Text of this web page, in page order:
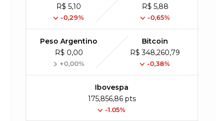
R$ 5,10
-0,29%
R$ 5,88
-0,65%
Peso Argentino
R$ 0,00
+0,00%
Bitcoin
R$ 348,260,79
-0,38%
Ibovespa
175,856,86 pts
-1.05%